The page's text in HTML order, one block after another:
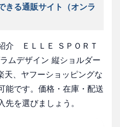
きる通販サイト（オンラ
介 ＥＬＬＥ ＳＰＯＲＴ
ムデザイン 縦ショルダー
、ヤフーショッピングな
能です。価格・在庫・配送
を選びましょう。